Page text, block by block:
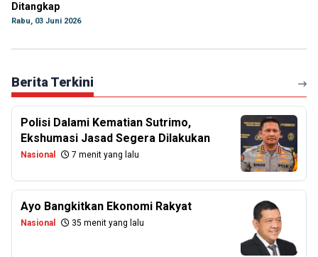
Ditangkap
Rabu, 03 Juni 2026
Berita Terkini
Polisi Dalami Kematian Sutrimo,
Ekshumasi Jasad Segera Dilakukan
Nasional 7 menit yang lalu
Ayo Bangkitkan Ekonomi Rakyat
Nasional 35 menit yang lalu